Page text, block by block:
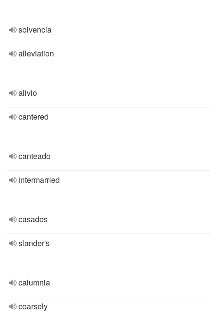
solvencia
alleviation
alivio
cantered
canteado
intermarried
casados
slander's
calumnia
coarsely